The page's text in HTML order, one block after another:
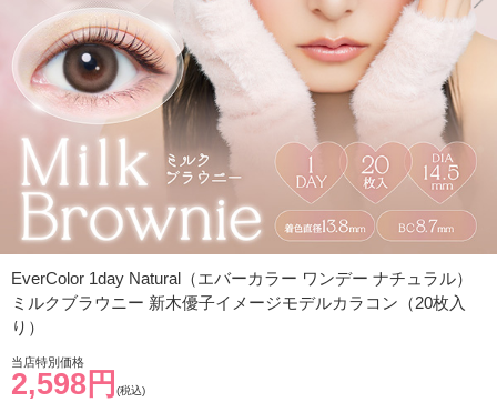
EverColor 1day Natural（エバーカラー ワンデー ナチュラル）
ミルクブラウニー 新木優子イメージモデルカラコン（20枚入
り）
当店特別価格
2,598円 (税込)